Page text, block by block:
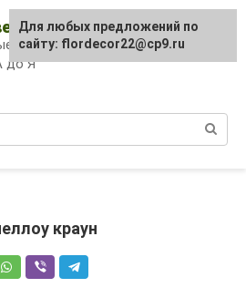
растения и уход за
до Я
краун
Для любых предложений по
сайту: flordecor22@cp9.ru